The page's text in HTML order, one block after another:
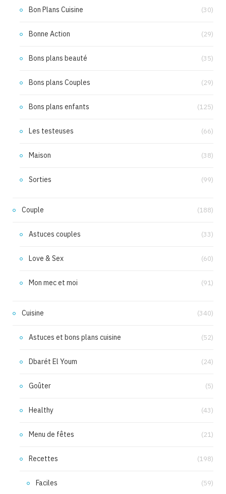
Bon Plans Cuisine (30)
Bonne Action (29)
Bons plans beauté (35)
Bons plans Couples (29)
Bons plans enfants (125)
Les testeuses (66)
Maison (38)
Sorties (99)
Couple (188)
Astuces couples (33)
Love & Sex (60)
Mon mec et moi (91)
Cuisine (340)
Astuces et bons plans cuisine (52)
Dbarét El Youm (24)
Goûter (5)
Healthy (43)
Menu de fêtes (21)
Recettes (198)
Faciles (59)